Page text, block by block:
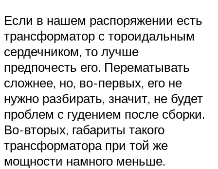
Если в нашем распоряжении есть
трансформатор с тороидальным
сердечником, то лучше
предпочесть его. Перематывать
сложнее, но, во-первых, его не
нужно разбирать, значит, не будет
проблем с гудением после сборки.
Во-вторых, габариты такого
трансформатора при той же
мощности намного меньше.